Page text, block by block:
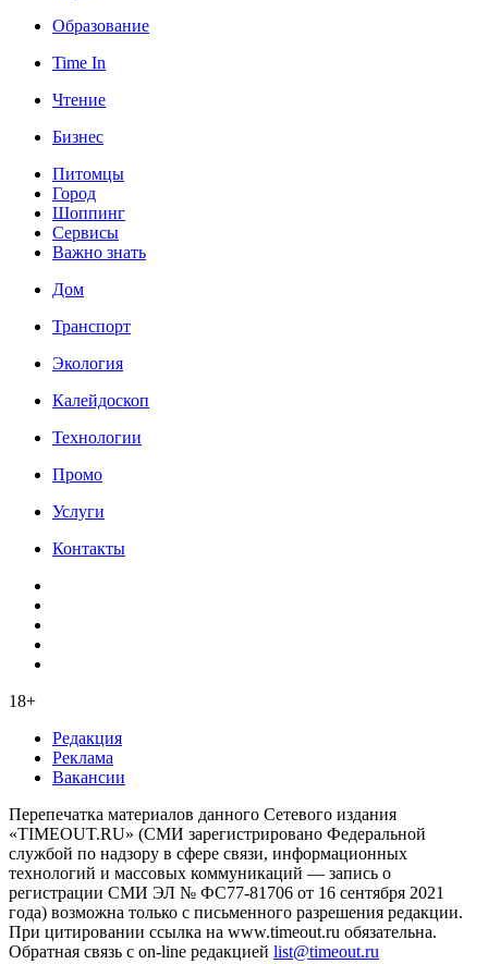
Образование
Time In
Чтение
Бизнес
Питомцы
Город
Шоппинг
Сервисы
Важно знать
Дом
Транспорт
Экология
Калейдоскоп
Технологии
Промо
Услуги
Контакты
18+
Редакция
Реклама
Вакансии
Перепечатка материалов данного Сетевого издания
«TIMEOUT.RU» (СМИ зарегистрировано Федеральной
службой по надзору в сфере связи, информационных
технологий и массовых коммуникаций — запись о
регистрации СМИ ЭЛ № ФС77-81706 от 16 сентября 2021
года) возможна только с письменного разрешения редакции.
При цитировании ссылка на www.timeout.ru обязательна.
Обратная связь с on-line редакцией list@timeout.ru